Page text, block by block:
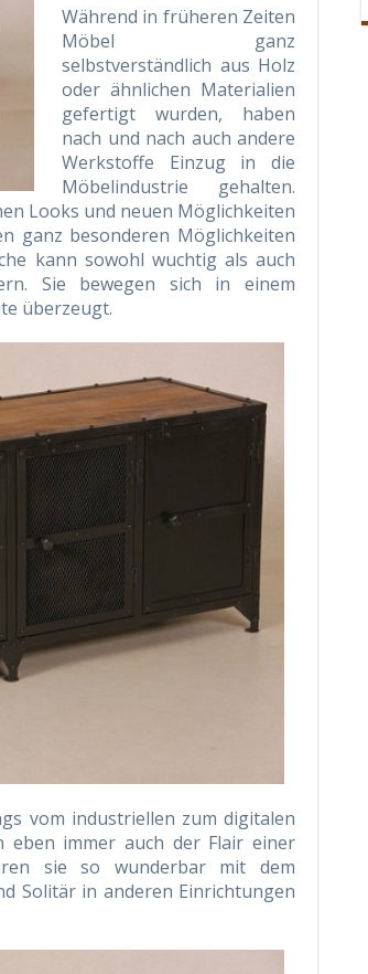
Während in früheren Zeiten
Möbel ganz
selbstverständlich aus Holz
oder ähnlichen Materialien
gefertigt wurden, haben
nach und nach auch andere
Werkstoffe Einzug in die
Möbelindustrie gehalten.
Looks und neuen Möglichkeiten
ganz besonderen Möglichkeiten
kann sowohl wuchtig als auch
Sie bewegen sich in einem
überzeugt.
vom industriellen zum digitalen
eben immer auch der Flair einer
sie so wunderbar mit dem
Solitär in anderen Einrichtungen